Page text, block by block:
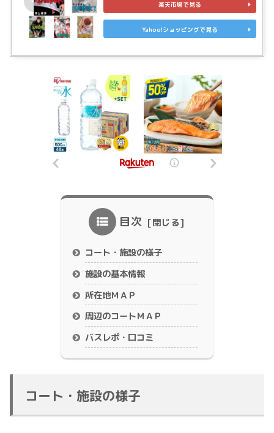
楽天市場で見る
Yahoo!ショッピングで見る
目次
コート・施設の様子
施設の基本情報
所在地ＭＡＰ
周辺のコートＭＡＰ
バスレポ・口コミ
コート・施設の様子